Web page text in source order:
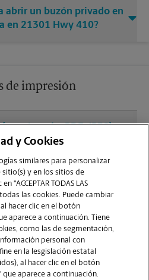
abrir un buzón privado en
en 21301 Hwy 410?
de impresión
ejemplo, PDF, JPEG)
imprimir documentos en
de impresión
o engrapado) en la
Hwy 410?
Lake ofrece servicios de
como pancartas,
y Cookies
similares para personalizar
sitio(s) y en los sitios de
"ACCEPTAR TODAS LAS
las cookies. Puede cambiar
hacer clic en el botón
aparece a continuación. Tiene
como las de segmentación,
personal con
en la lesgislación estatal
al hacer clic en el botón
que aparece a continuación.